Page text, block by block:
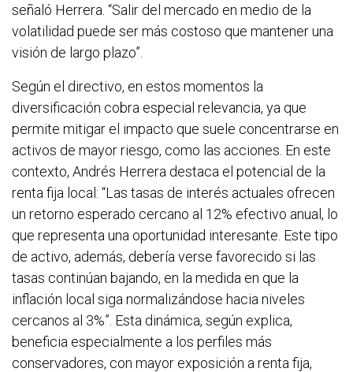
señaló Herrera. “Salir del mercado en medio de la
volatilidad puede ser más costoso que mantener una
visión de largo plazo”.
Según el directivo, en estos momentos la
diversificación cobra especial relevancia, ya que
permite mitigar el impacto que suele concentrarse en
activos de mayor riesgo, como las acciones. En este
contexto, Andrés Herrera destaca el potencial de la
renta fija local: “Las tasas de interés actuales ofrecen
un retorno esperado cercano al 12% efectivo anual, lo
que representa una oportunidad interesante. Este tipo
de activo, además, debería verse favorecido si las
tasas continúan bajando, en la medida en que la
inflación local siga normalizándose hacia niveles
cercanos al 3%”. Esta dinámica, según explica,
beneficia especialmente a los perfiles más
conservadores, con mayor exposición a renta fija,